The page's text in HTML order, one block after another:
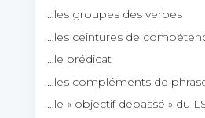
…les groupes des verbes
…les ceintures de
…le prédicat
…les compléments de
…le « objectif dépassé » du